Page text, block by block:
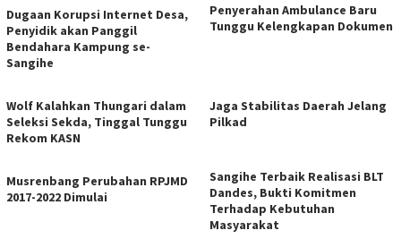
Dugaan Korupsi Internet Desa,
Penyidik akan Panggil
Bendahara Kampung se-
Sangihe
Penyerahan Ambulance Baru
Tunggu Kelengkapan Dokumen
Wolf Kalahkan Thungari dalam
Seleksi Sekda, Tinggal Tunggu
Rekom KASN
Jaga Stabilitas Daerah Jelang
Pilkad
Musrenbang Perubahan RPJMD
2017-2022 Dimulai
Sangihe Terbaik Realisasi BLT
Dandes, Bukti Komitmen
Terhadap Kebutuhan
Masyarakat